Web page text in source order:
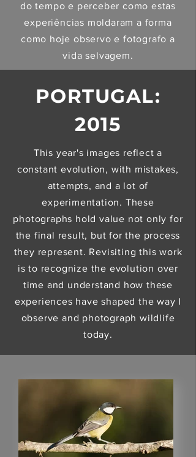
do tempo e perceber como estas
experiências moldaram a forma
como hoje observo e fotografo a
vida selvagem.
PORTUGAL:
2015
This year's images reflect a
constant evolution, with mistakes,
attempts, and a lot of
experimentation. These
photographs hold value not only for
the final result, but for the process
they represent. Revisiting this work
is to recognize the evolution over
time and understand how these
experiences have shaped the way I
observe and photograph wildlife
today.